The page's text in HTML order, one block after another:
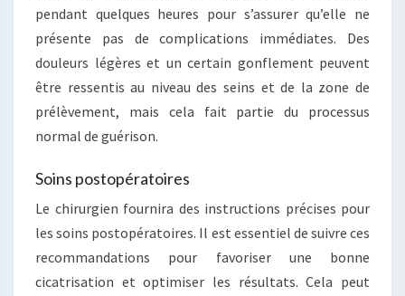
pendant quelques heures pour s’assurer qu’elle ne
présente pas de complications immédiates. Des
douleurs légères et un certain gonflement peuvent
être ressentis au niveau des seins et de la zone de
prélèvement, mais cela fait partie du processus
normal de guérison.
Soins postopératoires
Le chirurgien fournira des instructions précises pour
les soins postopératoires. Il est essentiel de suivre ces
recommandations pour favoriser une bonne
cicatrisation et optimiser les résultats. Cela peut